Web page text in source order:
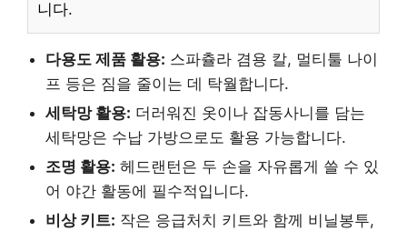
니다.
다용도 제품 활용: 스파츌라 겸용 칼, 멀티툴 나이
프 등은 짐을 줄이는 데 탁월합니다.
세탁망 활용: 더러워진 옷이나 잡동사니를 담는
세탁망은 수납 가방으로도 활용 가능합니다.
조명 활용: 헤드랜턴은 두 손을 자유롭게 쓸 수 있
어 야간 활동에 필수적입니다.
비상 키트: 작은 응급처치 키트와 함께 비닐봉투,